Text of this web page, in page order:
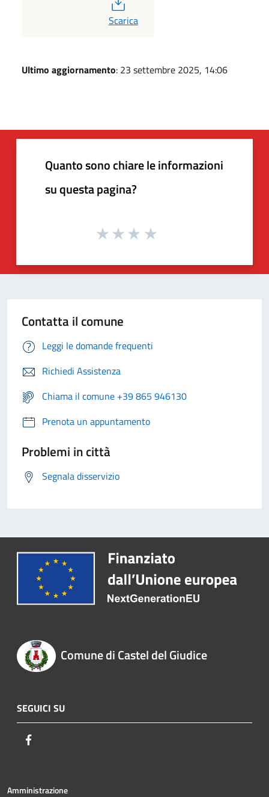
PDF
Scarica
Ultimo aggiornamento: 23 settembre 2025, 14:06
Quanto sono chiare le informazioni
su questa pagina?
Contatta il comune
Leggi le domande frequenti
Richiedi Assistenza
Chiama il comune +39 865 946130
Prenota un appuntamento
Problemi in città
Segnala disservizio
Comune di Castel del Giudice
SEGUICI SU
Amministrazione